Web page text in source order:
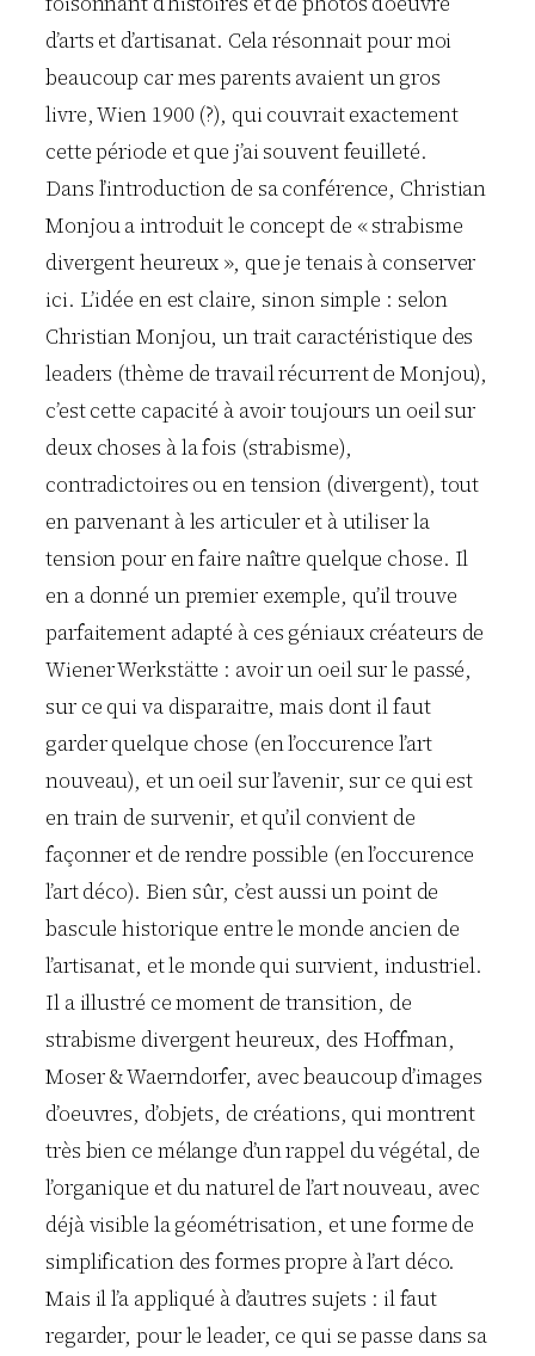
d’arts et d’artisanat. Cela résonnait pour moi
beaucoup car mes parents avaient un gros
livre, Wien 1900 (?), qui couvrait exactement
cette période et que j’ai souvent feuilleté.
Dans l’introduction de sa conférence, Christian
Monjou a introduit le concept de « strabisme
divergent heureux », que je tenais à conserver
ici. L’idée en est claire, sinon simple : selon
Christian Monjou, un trait caractéristique des
leaders (thème de travail récurrent de Monjou),
c’est cette capacité à avoir toujours un oeil sur
deux choses à la fois (strabisme),
contradictoires ou en tension (divergent), tout
en parvenant à les articuler et à utiliser la
tension pour en faire naître quelque chose. Il
en a donné un premier exemple, qu’il trouve
parfaitement adapté à ces géniaux créateurs de
Wiener Werkstätte : avoir un oeil sur le passé,
sur ce qui va disparaitre, mais dont il faut
garder quelque chose (en l’occurence l’art
nouveau), et un oeil sur l’avenir, sur ce qui est
en train de survenir, et qu’il convient de
façonner et de rendre possible (en l’occurence
l’art déco). Bien sûr, c’est aussi un point de
bascule historique entre le monde ancien de
l’artisanat, et le monde qui survient, industriel.
Il a illustré ce moment de transition, de
strabisme divergent heureux, des Hoffman,
Moser & Waerndorfer, avec beaucoup d’images
d’oeuvres, d’objets, de créations, qui montrent
très bien ce mélange d’un rappel du végétal, de
l’organique et du naturel de l’art nouveau, avec
déjà visible la géométrisation, et une forme de
simplification des formes propre à l’art déco.
Mais il l’a appliqué à d’autres sujets : il faut
regarder, pour le leader, ce qui se passe dans sa